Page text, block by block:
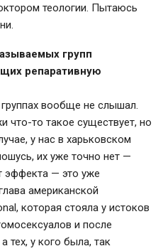
теологии. Пытаюсь
групп
репаративную
вообще не слышал.
то такое существует, но
у нас в харьковском
их уже точно нет —
эффекта — это уже
американской
которая стояла у истоков
и после
тех, у кого была, так